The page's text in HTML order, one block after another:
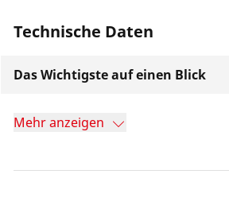
Technische Daten
Das Wichtigste auf einen Blick
Mehr anzeigen